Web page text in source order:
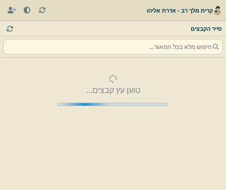
קרית מלך רב - אדרת אליהו
סייר הקבצים
טוען עץ קבצים...